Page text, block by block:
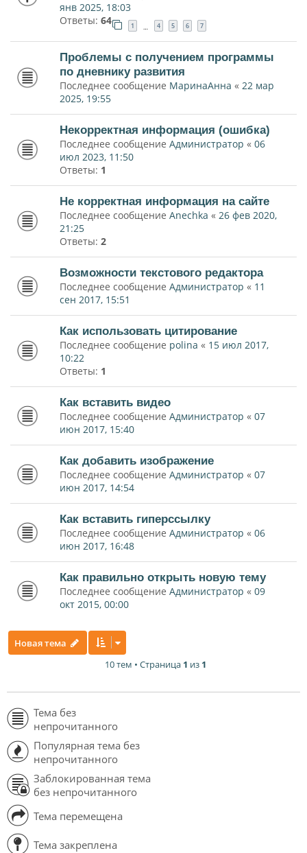
янв 2025, 18:03
Ответы: 64 1 … 4 5 6 7
Проблемы с получением программы
по дневнику развития
Последнее сообщение МаринаАнна « 22 мар
2025, 19:55
Некорректная информация (ошибка)
Последнее сообщение Администратор « 06
июл 2023, 11:50
Ответы: 1
Не корректная информация на сайте
Последнее сообщение Anechka « 26 фев 2020,
21:25
Ответы: 2
Возможности текстового редактора
Последнее сообщение Администратор « 11
сен 2017, 15:51
Как использовать цитирование
Последнее сообщение polina « 15 июл 2017,
10:22
Ответы: 1
Как вставить видео
Последнее сообщение Администратор « 07
июн 2017, 15:40
Как добавить изображение
Последнее сообщение Администратор « 07
июн 2017, 14:54
Как вставить гиперссылку
Последнее сообщение Администратор « 06
июн 2017, 16:48
Как правильно открыть новую тему
Последнее сообщение Администратор « 09
окт 2015, 00:00
Новая тема
10 тем • Страница 1 из 1
Тема без
непрочитанного
Популярная тема без
непрочитанного
Заблокированная тема
без непрочитанного
Тема перемещена
Тема закреплена